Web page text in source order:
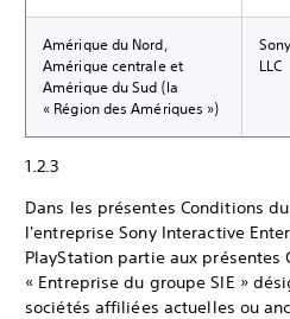
Amérique du Nord,
Amérique centrale et
Amérique du Sud (la
« Région des Amériques »)
LLC
1.2.3
Dans les présentes Conditions
l'entreprise Sony Interactive
PlayStation partie aux
« Entreprise du groupe SIE »
sociétés affiliées actuelles ou